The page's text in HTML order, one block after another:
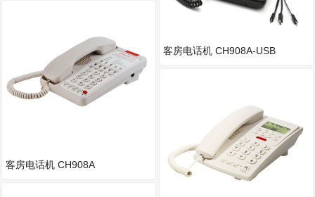
客房电话机 CH908A
客房电话机 CH908A-USB